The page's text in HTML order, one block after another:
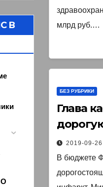
В
млрд руб.…
БЕЗ РУБРИКИ
Глава
2019-09-26
В бюджете